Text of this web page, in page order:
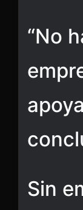
“No
Sin